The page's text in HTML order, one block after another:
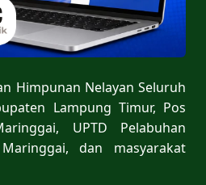
Himpunan Nelayan Seluruh
Lampung Timur, Pos
UPTD Pelabuhan
dan masyarakat